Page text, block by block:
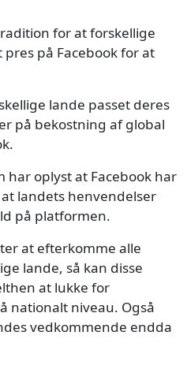
for at forskellige
på Facebook for at
lande passet deres
på bekostning af global
har oplyst at Facebook har
landets henvendelser
på platformen.
at efterkomme alle
lande, så kan disse
at lukke for
nationalt niveau. Også
vedkommende endda